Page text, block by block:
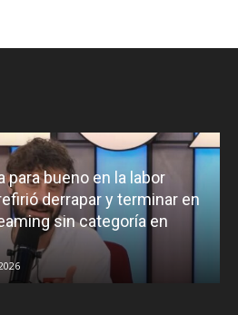
para bueno en la labor
derrapar y terminar en
sin categoría en